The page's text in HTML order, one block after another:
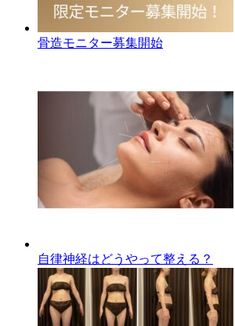
骨造モニター募集開始
自律神経はどうやって整える？